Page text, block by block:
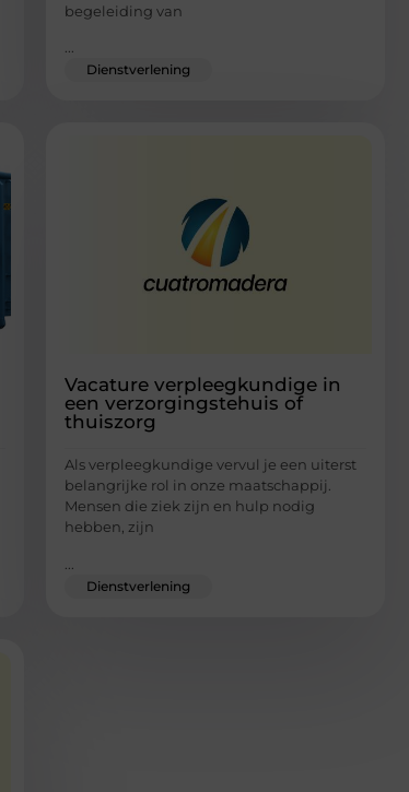
begeleiding van
...
Dienstverlening
Vacature verpleegkundige in
een verzorgingstehuis of
thuiszorg
Als verpleegkundige vervul je een uiterst
belangrijke rol in onze maatschappij.
Mensen die ziek zijn en hulp nodig
hebben, zijn
Dienstverlening